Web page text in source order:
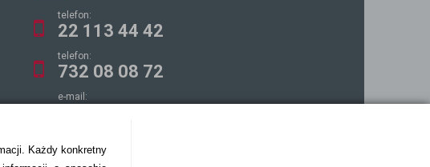
Każdy konkretny
telefon:
22 113 44 42
telefon:
732 08 08 72
e-mail: